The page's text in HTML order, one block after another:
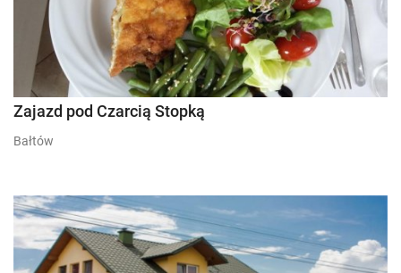
Zajazd pod Czarcią Stopką
Bałtów